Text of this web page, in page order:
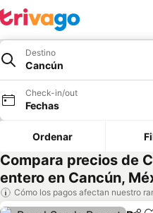
Destino
Cancún
Check-in/out
Fechas
Ordenar
Compara precios de
entero en Cancún,
Cómo los pagos afectan nuestro